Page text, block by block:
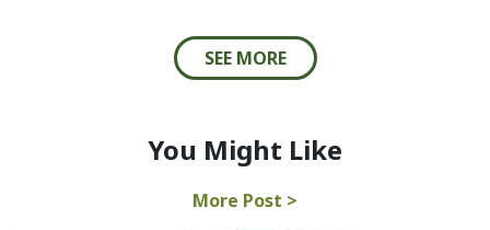
SEE MORE
You Might Like
More Post >